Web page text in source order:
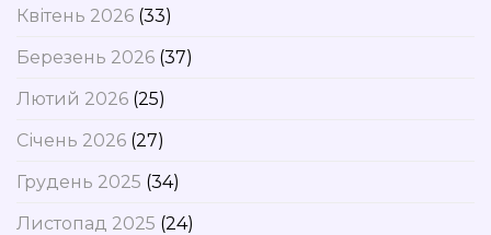
Квітень 2026 (33)
Березень 2026 (37)
Лютий 2026 (25)
Січень 2026 (27)
Грудень 2025 (34)
Листопад 2025 (24)